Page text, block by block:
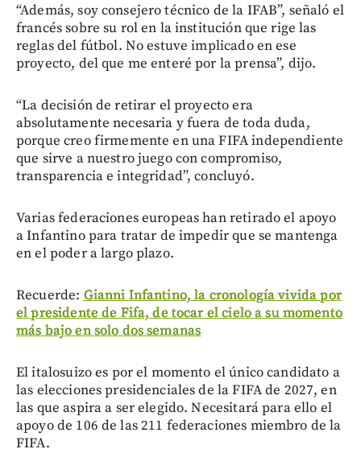
“Además, soy consejero técnico de la IFAB”, señaló el
francés sobre su rol en la institución que rige las
reglas del fútbol. No estuve implicado en ese
proyecto, del que me enteré por la prensa”, dijo.
“La decisión de retirar el proyecto era
absolutamente necesaria y fuera de toda duda,
porque creo firmemente en una FIFA independiente
que sirve a nuestro juego con compromiso,
transparencia e integridad”, concluyó.
Varias federaciones europeas han retirado el apoyo
a Infantino para tratar de impedir que se mantenga
en el poder a largo plazo.
Recuerde: Gianni Infantino, la cronología vivida por
el presidente de Fifa, de tocar el cielo a su momento
más bajo en solo dos semanas
El italosuizo es por el momento el único candidato a
las elecciones presidenciales de la FIFA de 2027, en
las que aspira a ser elegido. Necesitará para ello el
apoyo de 106 de las 211 federaciones miembro de la
FIFA.